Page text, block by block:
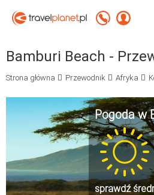
Travelplanet.pl
Zadzwoń
Bamburi Beach -
Strona główna Przewodnik Afryka
Pogoda w
sprawdź